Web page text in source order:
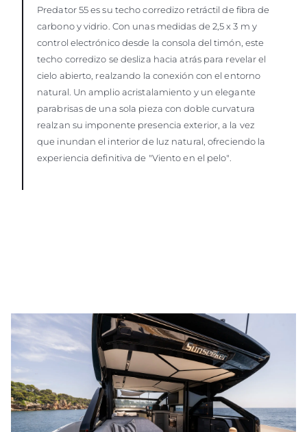
Predator 55 es su techo corredizo retráctil de fibra de
carbono y vidrio. Con unas medidas de 2,5 x 3 m y
control electrónico desde la consola del timón, este
techo corredizo se desliza hacia atrás para revelar el
cielo abierto, realzando la conexión con el entorno
natural. Un amplio acristalamiento y un elegante
parabrisas de una sola pieza con doble curvatura
realzan su imponente presencia exterior, a la vez
que inundan el interior de luz natural, ofreciendo la
experiencia definitiva de "Viento en el pelo".